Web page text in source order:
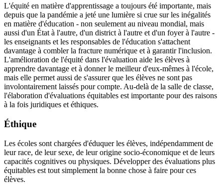
L'équité en matière d'apprentissage a toujours été importante, mais
depuis que la pandémie a jeté une lumière si crue sur les inégalités
en matière d'éducation - non seulement au niveau mondial, mais
aussi d'un État à l'autre, d'un district à l'autre et d'un foyer à l'autre -
les enseignants et les responsables de l'éducation s'attachent
davantage à combler la fracture numérique et à garantir l'inclusion.
L'amélioration de l'équité dans l'évaluation aide les élèves à
apprendre davantage et à donner le meilleur d'eux-mêmes à l'école,
mais elle permet aussi de s'assurer que les élèves ne sont pas
involontairement laissés pour compte. Au-delà de la salle de classe,
l'élaboration d'évaluations équitables est importante pour des raisons
à la fois juridiques et éthiques.
Éthique
Les écoles sont chargées d'éduquer les élèves, indépendamment de
leur race, de leur sexe, de leur origine socio-économique et de leurs
capacités cognitives ou physiques. Développer des évaluations plus
équitables est tout simplement la bonne chose à faire pour ces
élèves.